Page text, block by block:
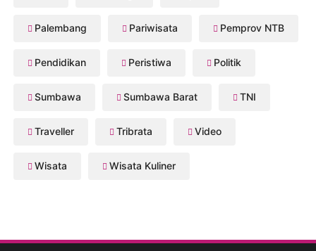
Palembang Pariwisata Pemprov NTB
Pendidikan Peristiwa Politik
Sumbawa Sumbawa Barat TNI
Traveller Tribrata Video
Wisata Wisata Kuliner